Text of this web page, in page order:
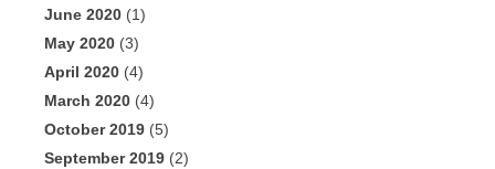
June 2020 (1)
May 2020 (3)
April 2020 (4)
March 2020 (4)
October 2019 (5)
September 2019 (2)